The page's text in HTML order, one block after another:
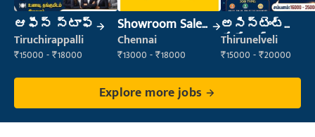
ఆఫీస్ స్టాఫ్
Tiruchirappalli
₹15000 - ₹18000
Showroom Sales
Executive (Retail
Sales)
Chennai
₹13000 - ₹18000
అసిస్టెంట్
మేనేజర్
Thirunelveli
₹15000 - ₹20000
Explore more jobs